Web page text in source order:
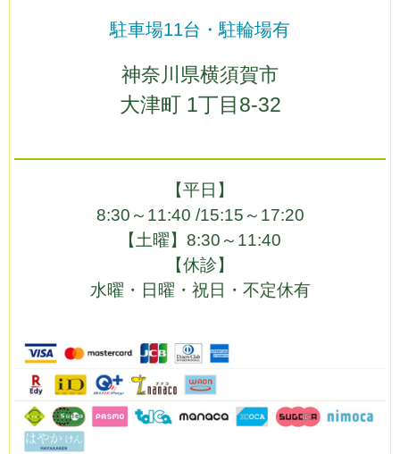
駐車場11台・駐輪場有
神奈川県横須賀市
大津町 1丁目8-32
【平日】
8:30～11:40 /15:15～17:20
【土曜】 8:30～11:40
【休診】
水曜・日曜・祝日・不定休有